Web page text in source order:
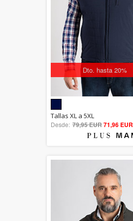
Dto. hasta 20%
5.00
out of 5
Tallas XL a 5XL
Desde: 79,95 EUR71,96 EUR